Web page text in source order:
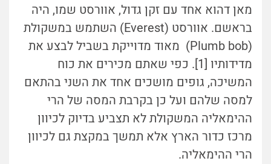
מאן דהוא אחד עם זקן גדול, אוורסט שמו, היה
בראשם. אוורסט (Everest) השתמש במשקולת
(Plumb bob) מאוד מדוייקת בשביל לבצע את
מדידותיו [1]. כפי שאתם מכירים את כוח
המשיכה, גופים מושכים אחד את השני בהתאם
למסה שלהם ועל כן בקרבת המסה של הרי
ההימאליה המשקולת לא תצביע בדיוק לכיוון
מרכז כדור הארץ אלא תמשך במקצת גם לכיוון
הרי ההימאליה.